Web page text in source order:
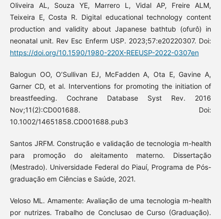
Oliveira AL, Souza YE, Marrero L, Vidal AP, Freire ALM,
Teixeira E, Costa R. Digital educational technology content
production and validity about Japanese bathtub (ofurô) in
neonatal unit. Rev Esc Enferm USP. 2023;57:e20220307. Doi:
https://doi.org/10.1590/1980-220X-REEUSP-2022-0307en
Balogun OO, O’Sullivan EJ, McFadden A, Ota E, Gavine A,
Garner CD, et al. Interventions for promoting the initiation of
breastfeeding. Cochrane Database Syst Rev. 2016
Nov;11(2):CD001688. Doi:
10.1002/14651858.CD001688.pub3
Santos JRFM. Construção e validação de tecnologia m-health
para promoção do aleitamento materno. Dissertação
(Mestrado). Universidade Federal do Piauí, Programa de Pós-
graduação em Ciências e Saúde, 2021.
Veloso ML. Amamente: Avaliação de uma tecnologia m-health
por nutrizes. Trabalho de Conclusao de Curso (Graduação).